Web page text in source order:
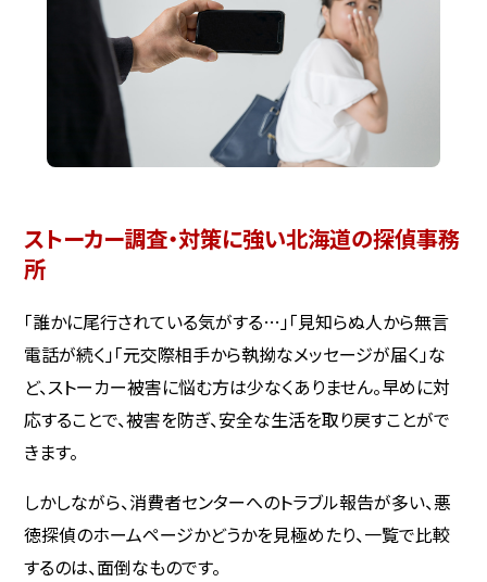
ストーカー調査・対策に強い北海道の探偵事務
所
「誰かに尾行されている気がする…」「見知らぬ人から無言
電話が続く」「元交際相手から執拗なメッセージが届く」な
ど、ストーカー被害に悩む方は少なくありません。早めに対
応することで、被害を防ぎ、安全な生活を取り戻すことがで
きます。
しかしながら、消費者センターへのトラブル報告が多い、悪
徳探偵のホームページかどうかを見極めたり、一覧で比較
するのは、面倒なものです。